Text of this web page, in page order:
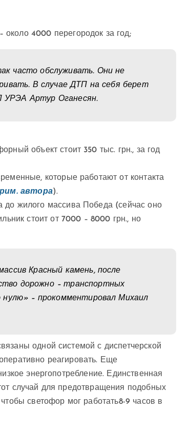
4000 перегородок за год;
часто обслуживать. Они не
В случае ДТП на себя берет
УРЭА Артур Оганесян.
объект стоит 350 тыс. грн., за год
которые работают от контакта
автора).
до жилого массива Победа (сейчас оно
стоит от 7000 – 8000 грн., но
Красный камень, после
дорожно – транспортных
нулю» – прокомментировал Михаил
одной системой с диспетчерской
реагировать. Еще
энергопотребление. Единственная
случай для предотвращения подобных
светофор мог работать8-9 часов в